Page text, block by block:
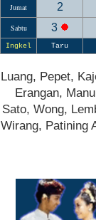
Jumat 2
Sabtu 3
Ingkel Taru
Luang, Pepet,
Erangan,
Sato, Wong,
Wirang, Patining